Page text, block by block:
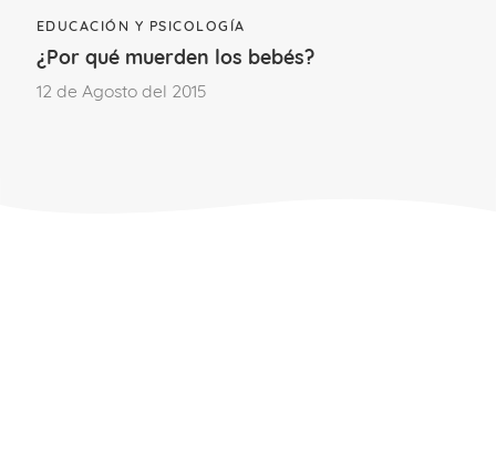
EDUCACIÓN Y PSICOLOGÍA
¿Por qué muerden los bebés?
12 de Agosto del 2015